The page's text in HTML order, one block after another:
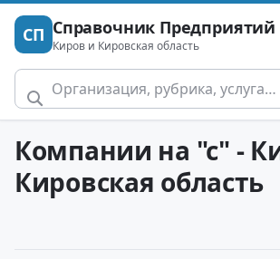
СП Справочник Предприятий
Киров и Кировская область
Компании на "с" -
Кировская область